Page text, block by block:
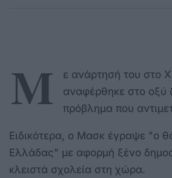
Μ
ε ανάρτησή του στο
αναφέρθηκε στο οξύ
πρόβλημα που
Ειδικότερα, ο Μασκ έγραψε "ο
Ελλάδας" με αφορμή ξένο
κλειστά σχολεία στη χώρα.